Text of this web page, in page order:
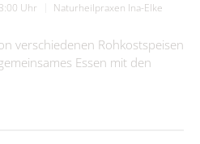
Uhr
Naturheilpraxen Ina-Elke
verschiedenen Rohkostspeisen
Essen mit den